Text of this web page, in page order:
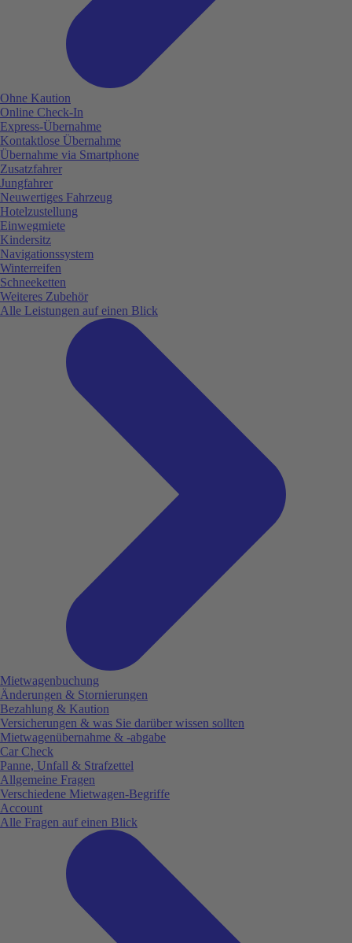
Ohne Kaution
Online Check-In
Express-Übernahme
Kontaktlose Übernahme
Übernahme via Smartphone
Zusatzfahrer
Jungfahrer
Neuwertiges Fahrzeug
Hotelzustellung
Einwegmiete
Kindersitz
Navigationssystem
Winterreifen
Schneeketten
Weiteres Zubehör
Alle Leistungen auf einen Blick
Mietwagenbuchung
Änderungen & Stornierungen
Bezahlung & Kaution
Versicherungen & was Sie darüber wissen sollten
Mietwagenübernahme & -abgabe
Car Check
Panne, Unfall & Strafzettel
Allgemeine Fragen
Verschiedene Mietwagen-Begriffe
Account
Alle Fragen auf einen Blick